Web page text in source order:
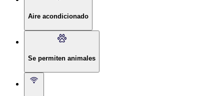
Aire acondicionado
Se permiten animales